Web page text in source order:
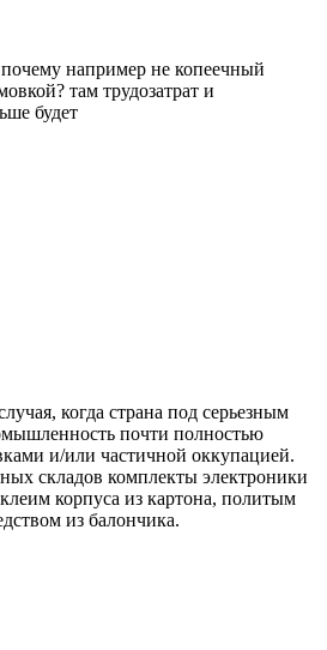
например не копеечный
там трудозатрат и
будет
когда страна под серьезным
почти полностью
и/или частичной оккупацией.
складов комплекты электроники
корпуса из картона, политым
из балончика.